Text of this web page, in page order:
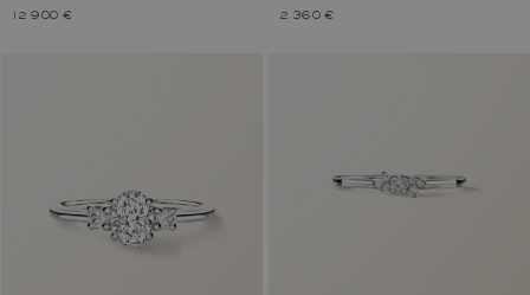
12 900 € 2 360 €